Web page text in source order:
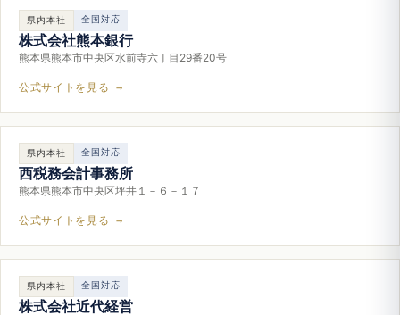
県内本社 全国対応
株式会社熊本銀行
熊本県熊本市中央区水前寺六丁目29番20号
公式サイトを見る →
県内本社 全国対応
西税務会計事務所
熊本県熊本市中央区坪井１－６－１７
公式サイトを見る →
県内本社 全国対応
株式会社近代経営